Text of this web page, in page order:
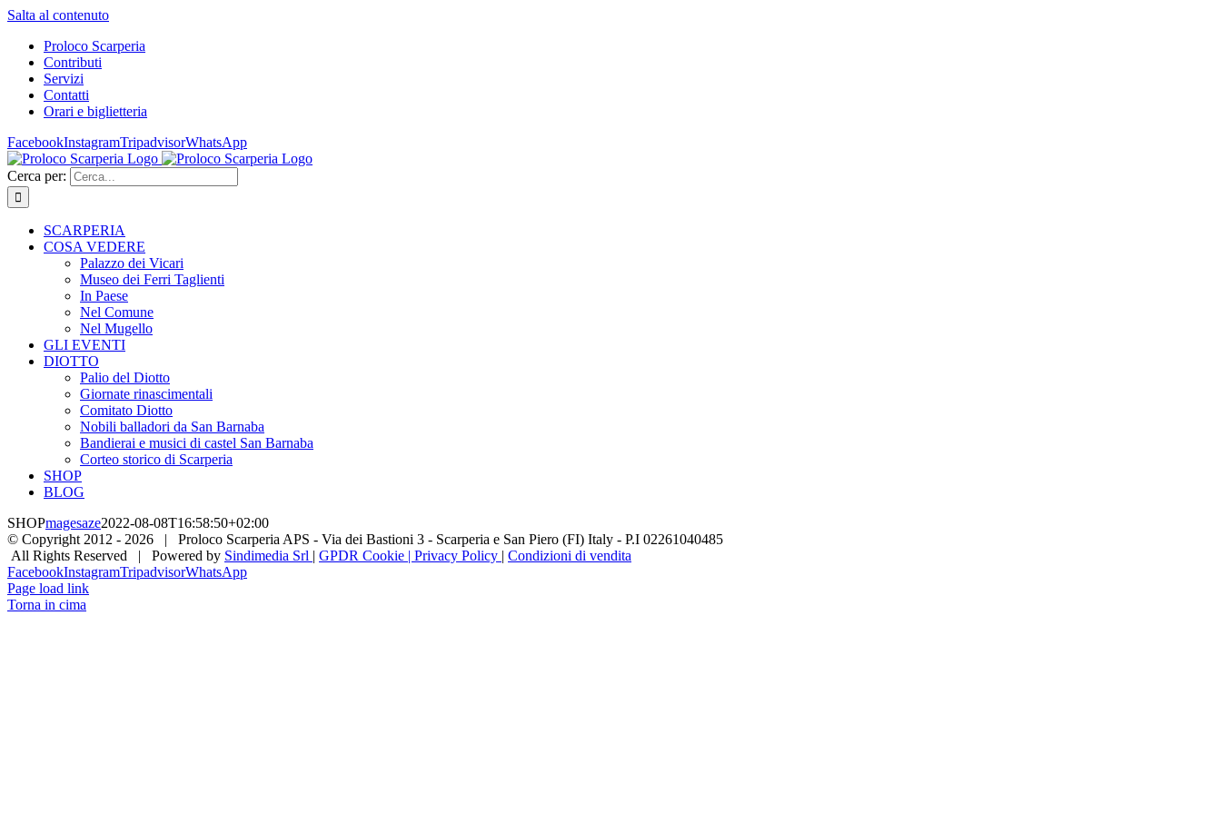
Salta al contenuto
Proloco Scarperia
Contributi
Servizi
Contatti
Orari e biglietteria
FacebookInstagramTripadvisorWhatsApp
Cerca per:
SCARPERIA
COSA VEDERE
Palazzo dei Vicari
Museo dei Ferri Taglienti
In Paese
Nel Comune
Nel Mugello
GLI EVENTI
DIOTTO
Palio del Diotto
Giornate rinascimentali
Comitato Diotto
Nobili balladori da San Barnaba
Bandierai e musici di castel San Barnaba
Corteo storico di Scarperia
SHOP
BLOG
SHOPmagesaze2022-08-08T16:58:50+02:00
© Copyright 2012 - 2026 | Proloco Scarperia APS - Via dei Bastioni 3 - Scarperia e San Piero (FI) Italy - P.I 02261040485
All Rights Reserved | Powered by Sindimedia Srl | GPDR Cookie | Privacy Policy | Condizioni di vendita
FacebookInstagramTripadvisorWhatsApp
Page load link
Torna in cima